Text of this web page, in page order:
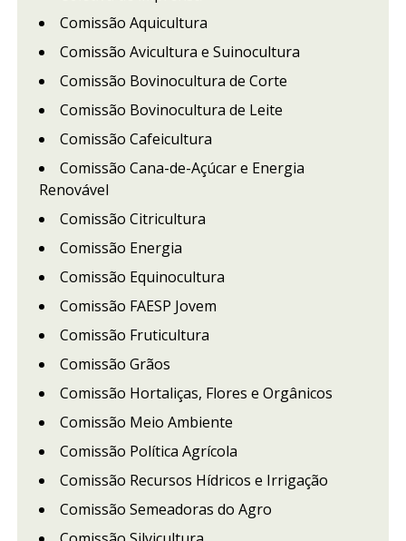
Comissão Aquicultura
Comissão Avicultura e Suinocultura
Comissão Bovinocultura de Corte
Comissão Bovinocultura de Leite
Comissão Cafeicultura
Comissão Cana-de-Açúcar e Energia
Renovável
Comissão Citricultura
Comissão Energia
Comissão Equinocultura
Comissão FAESP Jovem
Comissão Fruticultura
Comissão Grãos
Comissão Hortaliças, Flores e Orgânicos
Comissão Meio Ambiente
Comissão Política Agrícola
Comissão Recursos Hídricos e Irrigação
Comissão Semeadoras do Agro